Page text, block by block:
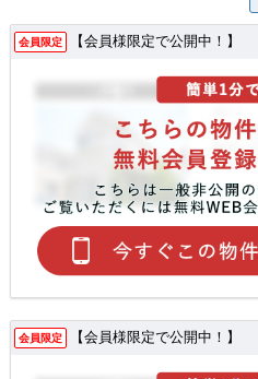
会員限定 【会員様限定で公開中！】
会員限定 【会員様限定で公開中！】